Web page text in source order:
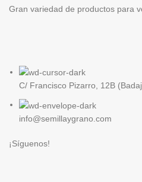
Gran variedad de productos para
C/ Francisco Pizarro, 12B
info@semillaygrano.com
¡Síguenos!